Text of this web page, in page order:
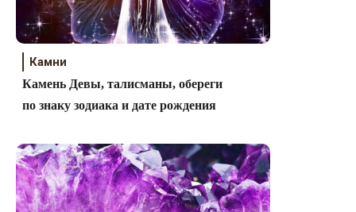
Камни
Камень Девы, талисманы, обереги
по знаку зодиака и дате рождения